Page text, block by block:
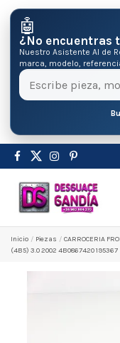
🤖
¿No encuentras
Nuestro Asistente AI de
marca, modelo,
Inicio Pіezas CARROCERIA
(4B5) 3.0 2002 4B0867420 195367